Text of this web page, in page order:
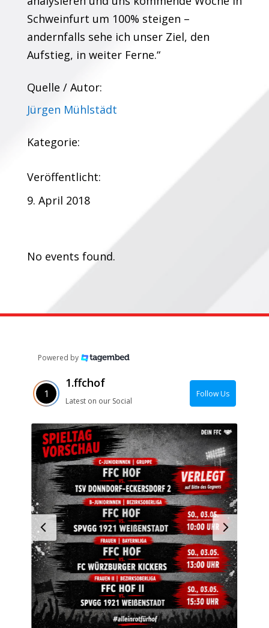
Schweinfurt um 100% steigen –
andernfalls sehe ich unser Ziel, den
Aufstieg, in weiter Ferne.“
Quelle / Autor:
Jürgen Mühlstädt
Kategorie:
Veröffentlicht:
9. April 2018
No events found.
Powered by
1.ffchof
Latest on our Social
Follow Us